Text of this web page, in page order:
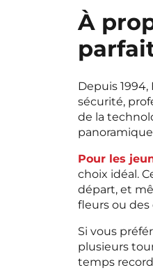
À
Depuis
sécurité,
de la
Pour les
choix idéal.
départ, et
fleurs ou des
Si vous
plusieurs
temps